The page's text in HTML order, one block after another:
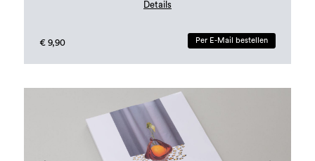
Details
€ 9,90 Per E-Mail bestellen